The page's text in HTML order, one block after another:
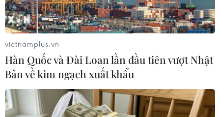
Triển vọng tăng trưởng kinh tế Hàn Quốc
được dự đoán âm gần 1%
06/04/2020 05:00
Các tổ chức kinh tế thế giới chung nhận định rằng đại
dịch COVID-19 bùng phát đã gây ra cú sốc lớn đối với
vietnamplus.vn
Hàn Quốc và Đài Loan lần đầu tiên vượt Nhật
Bản về kim ngạch xuất khẩu